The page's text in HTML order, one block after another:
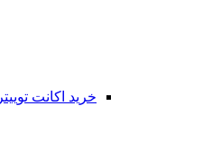
خرید اکانت توییتر